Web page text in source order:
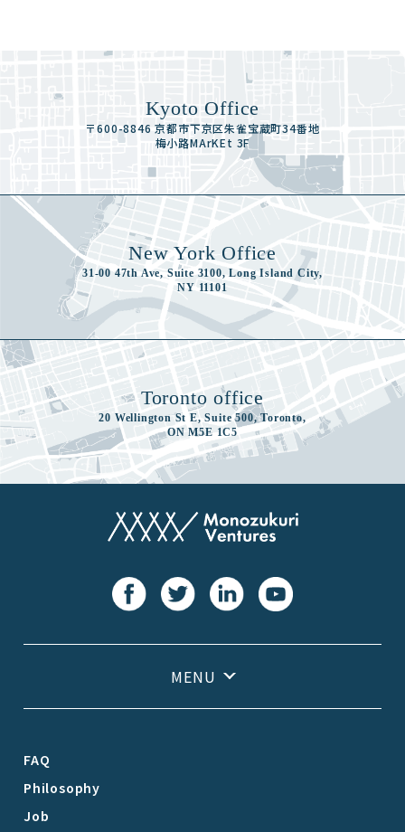
Kyoto Office
〒600-8846 京都市下京区朱雀宝蔵町34番地
梅小路MArKEt 3F
New York Office
31-00 47th Ave, Suite 3100, Long Island City,
NY 11101
Toronto office
20 Wellington St E, Suite 500, Toronto,
ON M5E 1C5
FAQ
Philosophy
Job